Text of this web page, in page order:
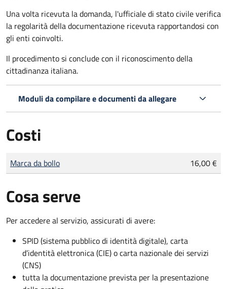
Una volta ricevuta la domanda, l'ufficiale di stato civile verifica
la regolarità della documentazione ricevuta rapportandosi con
gli enti coinvolti.
Il procedimento si conclude con il riconoscimento della
cittadinanza italiana.
Moduli da compilare e documenti da allegare
Costi
Tipo di pagamento
Importo
Marca da bollo 16,00 €
Cosa serve
Per accedere al servizio, assicurati di avere:
SPID (sistema pubblico di identità digitale), carta
d’identità elettronica (CIE) o carta nazionale dei servizi
(CNS)
tutta la documentazione prevista per la presentazione